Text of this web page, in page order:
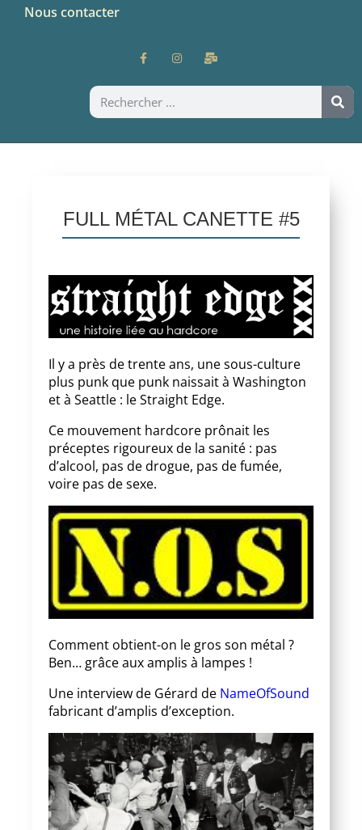
Nous contacter
FULL MÉTAL CANETTE #5
Il y a près de trente ans, une sous-culture
plus punk que punk naissait à Washington
et à Seattle : le Straight Edge.
Ce mouvement hardcore prônait les
préceptes rigoureux de la sanité : pas
d’alcool, pas de drogue, pas de fumée,
voire pas de sexe.
Comment obtient-on le gros son métal ?
Ben… grâce aux amplis à lampes !
Une interview de Gérard de NameOfSound
fabricant d’amplis d’exception.